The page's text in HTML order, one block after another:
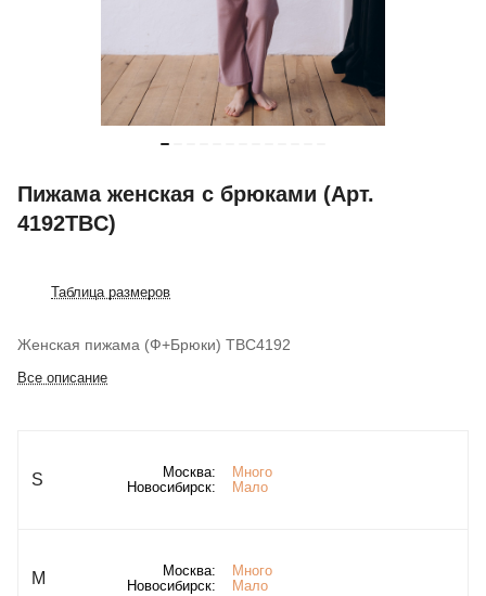
Пижама женская с брюками (Арт.
4192TBC)
Таблица размеров
Женская пижамa (Ф+Брюки) TBC4192
Все описание
S Москва:
Много
Новосибирск:
Мало
M Москва:
Много
Новосибирск:
Мало